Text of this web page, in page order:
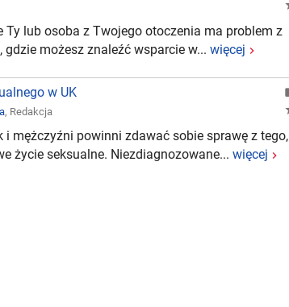
Ty lub osoba z Twojego otoczenia ma problem z
gdzie możesz znaleźć wsparcie w... więcej
w UK
, Redakcja
i mężczyźni powinni zdawać sobie sprawę z tego,
życie seksualne. Niezdiagnozowane... więcej